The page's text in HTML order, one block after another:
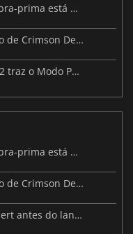
GTA VI: Para além dos atrasos, a obra-prima está quase a chegar
Pearl Abyss revela imagens de jogo de Crimson Desert para a PS5
A atualização da Nintendo Switch 2 traz o Modo Portátil aos jogos mais antigos da Switch
GTA VI: Para além dos atrasos, a obra-prima está quase a chegar
Pearl Abyss revela imagens de jogo de Crimson Desert para a PS5
A controvérsia atinge Crimson Desert antes do lançamento